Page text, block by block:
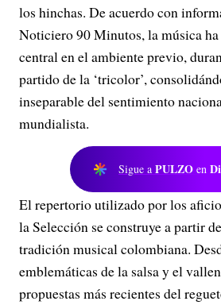
los hinchas. De acuerdo con
Noticiero 90 Minutos, la música
central en el ambiente previo,
partido de la ‘tricolor’,
inseparable del sentimiento
mundialista.
Sigue a PULZO en
El repertorio utilizado por los
la Selección se construye a partir
tradición musical colombiana.
emblemáticas de la salsa y el
propuestas más recientes del